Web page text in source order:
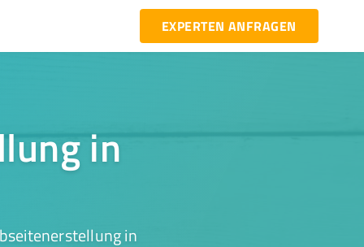
EXPERTEN ANFRAGEN
in
in